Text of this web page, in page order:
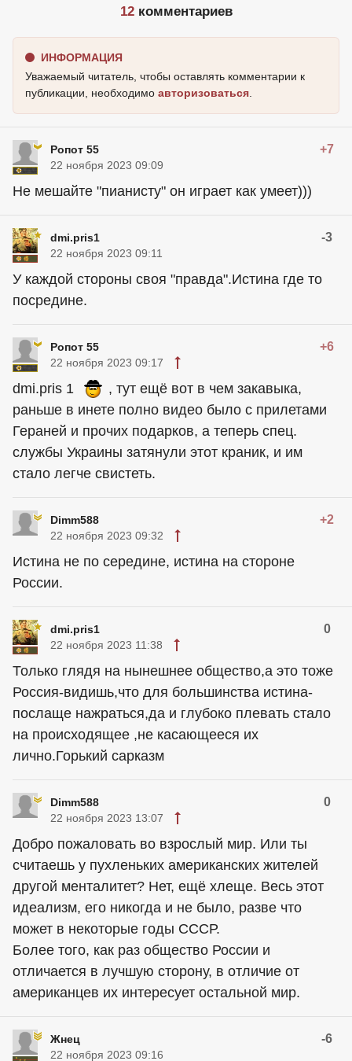
12комментариев
ИНФОРМАЦИЯ
Уважаемый читатель, чтобы оставлять комментарии к
публикации, необходимо авторизоваться
Ропот 55 +7
22 ноября 2023 09:09
Не мешайте "пианисту" он играет как умеет)))
dmi.pris1 -3
22 ноября 2023 09:11
У каждой стороны своя "правда".Истина где то
посредине.
Ропот 55 +6
22 ноября 2023 09:17
dmi.pris 1
, тут ещё вот в чем закавыка,
раньше в инете полно видео было с прилетами
Гераней и прочих подарков, а теперь спец.
службы Украины затянули этот краник, и им
стало легче свистеть.
Dimm588 +2
22 ноября 2023 09:32
Истина не по середине, истина на стороне
России.
dmi.pris1 0
22 ноября 2023 11:38
Только глядя на нынешнее общество,а это тоже
Россия-видишь,что для большинства истина-
послаще нажраться,да и глубоко плевать стало
на происходящее ,не касающееся их
лично.Горький сарказм
Dimm588 0
22 ноября 2023 13:07
Добро пожаловать во взрослый мир. Или ты
считаешь у пухленьких американских жителей
другой менталитет? Нет, ещё хлеще. Весь этот
идеализм, его никогда и не было, разве что
может в некоторые годы СССР.
Более того, как раз общество России и
отличается в лучшую сторону, в отличие от
американцев их интересует остальной мир.
Жнец -6
22 ноября 2023 09:16